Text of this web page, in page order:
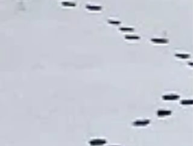
tragen - mit all seinen Widersprüchen,
Schwere, seiner Vergänglichkeit. Freude
nicht durch